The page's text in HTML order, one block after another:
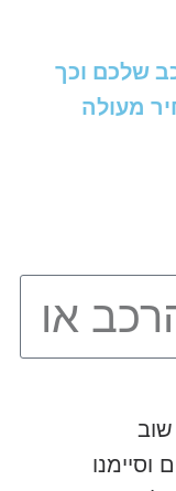
שלכם וכך
מעולה